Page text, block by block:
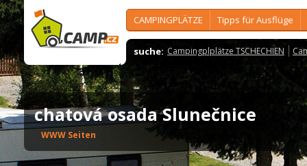
CAMPINGPLÄTZE Tipps für Ausflüge
suche: Campingplplätze TSCHECHIEN
chatová osada Slunečnice
WWW Seiten